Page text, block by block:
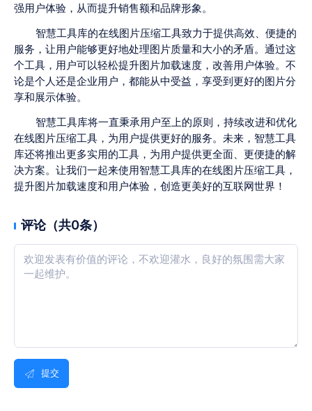
强用户体验，从而提升销售额和品牌形象。
智慧工具库的在线图片压缩工具致力于提供高效、便捷的
服务，让用户能够更好地处理图片质量和大小的矛盾。通过这
个工具，用户可以轻松提升图片加载速度，改善用户体验。不
论是个人还是企业用户，都能从中受益，享受到更好的图片分
享和展示体验。
智慧工具库将一直秉承用户至上的原则，持续改进和优化
在线图片压缩工具，为用户提供更好的服务。未来，智慧工具
库还将推出更多实用的工具，为用户提供更全面、更便捷的解
决方案。让我们一起来使用智慧工具库的在线图片压缩工具，
提升图片加载速度和用户体验，创造更美好的互联网世界！
评论（共0条）
提交